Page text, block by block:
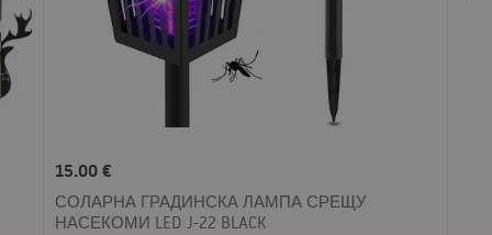
15.00 €
СОЛАРНА ГРАДИНСКА ЛАМПА СРЕЩУ
НАСЕКОМИ LED J-22 BLACK